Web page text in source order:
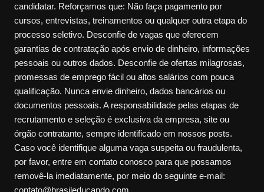
candidatar. Reforçamos que: Não faça pagamento por
cursos, entrevistas, treinamentos ou qualquer outra etapa do
processo seletivo. Desconfie de vagas que oferecem
garantias de contratação após envio de dinheiro, informações
pessoais ou outros dados. Desconfie de ofertas milagrosas,
promessas de emprego fácil ou altos salários com pouca
qualificação. Nunca envie dinheiro, dados bancários ou
documentos pessoais. A responsabilidade pelas etapas de
recrutamento e seleção é exclusiva da empresa, site ou
órgão contratante, sempre identificado em nossos posts.
Caso você identifique alguma vaga suspeita ou fraudulenta,
por favor, entre em contato conosco para que possamos
removê-la imediatamente, por meio do seguinte e-mail:
contato@brasileducando.com.